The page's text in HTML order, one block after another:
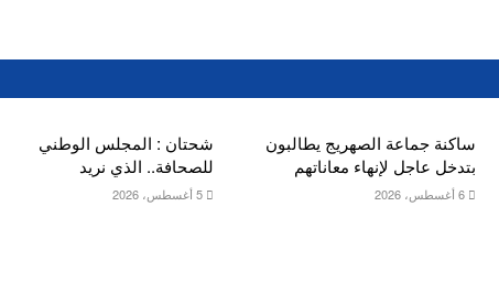
ساكنة جماعة الصهريج يطالبون
بتدخل عاجل لإنهاء معاناتهم
6 أغسطس، 2026
شحتان : المجلس الوطني
للصحافة.. الذي نريد
5 أغسطس، 2026